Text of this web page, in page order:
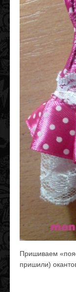
Пришиваем
пришили)